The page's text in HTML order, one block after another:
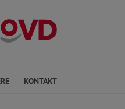
Landesverband
KONTAKT